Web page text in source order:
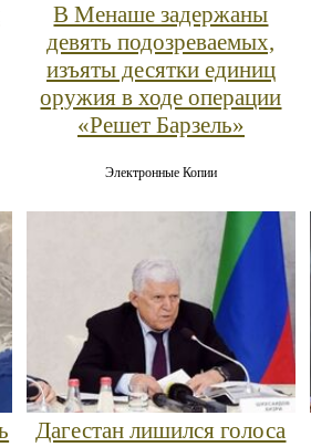
В Менаше задержаны
девять подозреваемых,
изъяты десятки единиц
оружия в ходе операции
«Решет Барзель»
Электронные Копии
Дагестан лишился голоса